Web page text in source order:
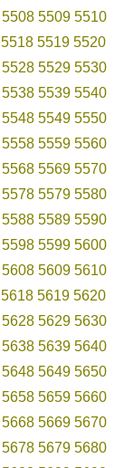
5508 5509 5510
5518 5519 5520
5528 5529 5530
5538 5539 5540
5548 5549 5550
5558 5559 5560
5568 5569 5570
5578 5579 5580
5588 5589 5590
5598 5599 5600
5608 5609 5610
5618 5619 5620
5628 5629 5630
5638 5639 5640
5648 5649 5650
5658 5659 5660
5668 5669 5670
5678 5679 5680